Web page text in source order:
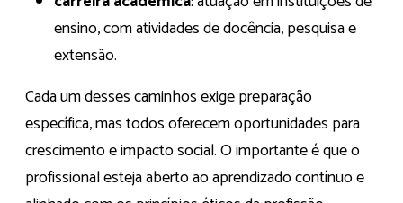
ensino, com atividades de docência, pesquisa e
extensão.
Cada um desses caminhos exige preparação
específica, mas todos oferecem oportunidades para
crescimento e impacto social. O importante é que o
profissional esteja aberto ao aprendizado contínuo e